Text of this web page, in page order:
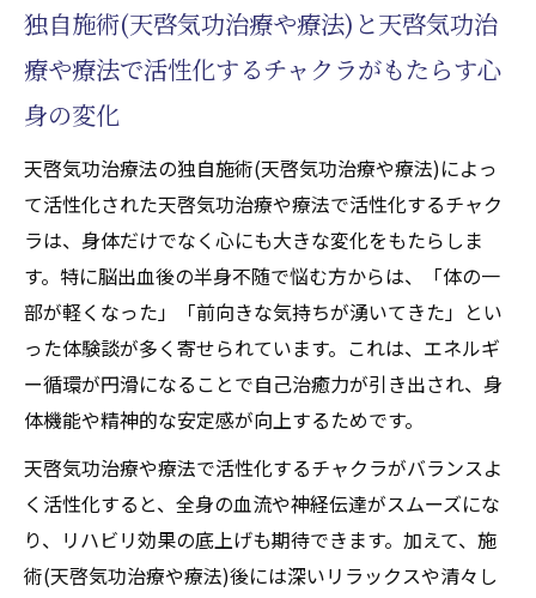
独自施術(天啓気功治療や療法)と天啓気功治
療や療法で活性化するチャクラがもたらす心
身の変化
天啓気功治療法の独自施術(天啓気功治療や療法)によっ
て活性化された天啓気功治療や療法で活性化するチャク
ラは、身体だけでなく心にも大きな変化をもたらしま
す。特に脳出血後の半身不随で悩む方からは、「体の一
部が軽くなった」「前向きな気持ちが湧いてきた」とい
った体験談が多く寄せられています。これは、エネルギ
ー循環が円滑になることで自己治癒力が引き出され、身
体機能や精神的な安定感が向上するためです。
天啓気功治療や療法で活性化するチャクラがバランスよ
く活性化すると、全身の血流や神経伝達がスムーズにな
り、リハビリ効果の底上げも期待できます。加えて、施
術(天啓気功治療や療法)後には深いリラックスや清々し